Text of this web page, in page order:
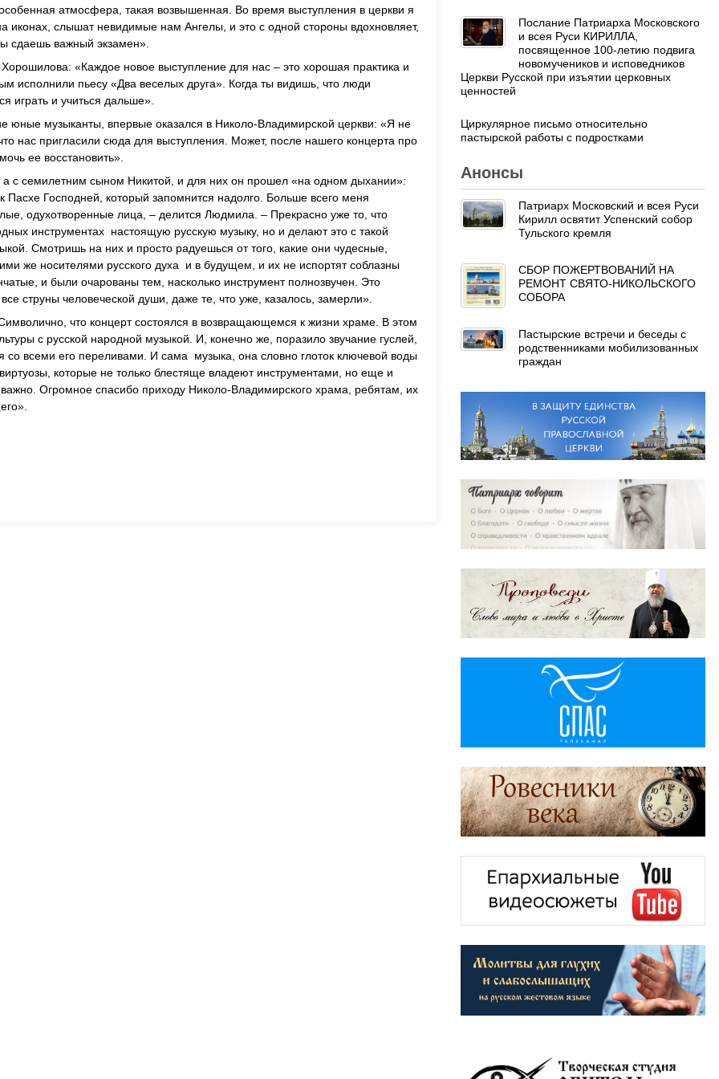
атмосфера, такая возвышенная. Во время выступления в церкви я
иконах, слышат невидимые нам Ангелы, и это с одной стороны вдохновляет,
сдаешь важный экзамен».
«Каждое новое выступление для нас – это хорошая практика и
исполнили пьесу «Два веселых друга». Когда ты видишь, что люди
играть и учиться дальше».
юные музыканты, впервые оказался в Николо-Владимирской церкви: «Я не
нас пригласили сюда для выступления. Может, после нашего концерта про
ее восстановить».
с семилетним сыном Никитой, и для них он прошел «на одном дыхании»:
Господней, который запомнится надолго. Больше всего меня
одухотворенные лица, – делится Людмила. – Прекрасно уже то, что
инструментах настоящую русскую музыку, но и делают это с такой
Смотришь на них и просто радуешься от того, какие они чудесные,
же носителями русского духа и в будущем, и их не испортят соблазны
и были очарованы тем, насколько инструмент полнозвучен. Это
струны человеческой души, даже те, что уже, казалось, замерли».
что концерт состоялся в возвращающемся к жизни храме. В этом
с русской народной музыкой. И, конечно же, поразило звучание гуслей,
со всеми его переливами. И сама музыка, она словно глоток ключевой воды
которые не только блестяще владеют инструментами, но еще и
важно. Огромное спасибо приходу Николо-Владимирского храма, ребятам, их
Послание Патриарха Московского
и всея Руси КИРИЛЛА,
посвященное 100-летию подвига
новомучеников и исповедников
Церкви Русской при изъятии церковных
ценностей
Циркулярное письмо относительно
пастырской работы с подростками
Анонсы
Патриарх Московский и всея Руси
Кирилл освятит Успенский собор
Тульского кремля
СБОР ПОЖЕРТВОВАНИЙ НА
РЕМОНТ СВЯТО-НИКОЛЬСКОГО
СОБОРА
Пастырские встречи и беседы с
родственниками мобилизованных
граждан